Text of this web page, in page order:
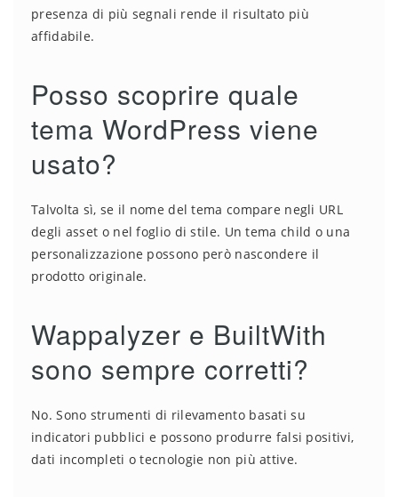
presenza di più segnali rende il risultato più
affidabile.
Posso scoprire quale
tema WordPress viene
usato?
Talvolta sì, se il nome del tema compare negli URL
degli asset o nel foglio di stile. Un tema child o una
personalizzazione possono però nascondere il
prodotto originale.
Wappalyzer e BuiltWith
sono sempre corretti?
No. Sono strumenti di rilevamento basati su
indicatori pubblici e possono produrre falsi positivi,
dati incompleti o tecnologie non più attive.